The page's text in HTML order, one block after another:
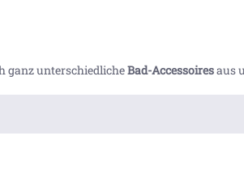
ganz unterschiedlicheBad-Accessoiresaus